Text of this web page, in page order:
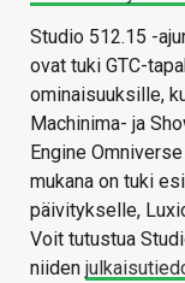
Studio 512.15 -
ovat tuki GTC-
ominaisuuksille,
Machinima- ja
Engine
mukana on tuki
päivitykselle,
Voit tutustua
niiden